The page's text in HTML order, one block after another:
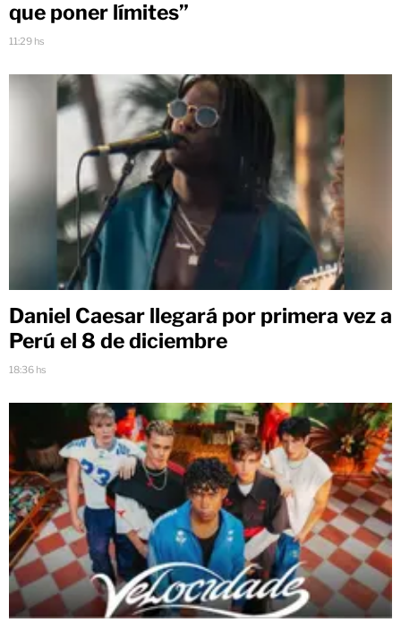
que poner límites”
11:29 hs
Daniel Caesar llegará por primera vez a
Perú el 8 de diciembre
18:36 hs